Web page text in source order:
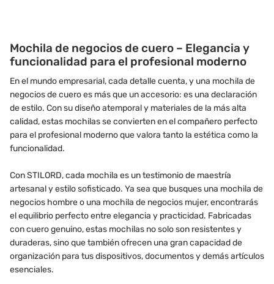
Mochila de negocios de cuero – Elegancia y
funcionalidad para el profesional moderno
En el mundo empresarial, cada detalle cuenta, y una mochila de
negocios de cuero es más que un accesorio: es una declaración
de estilo. Con su diseño atemporal y materiales de la más alta
calidad, estas mochilas se convierten en el compañero perfecto
para el profesional moderno que valora tanto la estética como la
funcionalidad.
Con STILORD, cada mochila es un testimonio de maestría
artesanal y estilo sofisticado. Ya sea que busques una mochila de
negocios hombre o una mochila de negocios mujer, encontrarás
el equilibrio perfecto entre elegancia y practicidad. Fabricadas
con cuero genuino, estas mochilas no solo son resistentes y
duraderas, sino que también ofrecen una gran capacidad de
organización para tus dispositivos, documentos y demás artículos
esenciales.